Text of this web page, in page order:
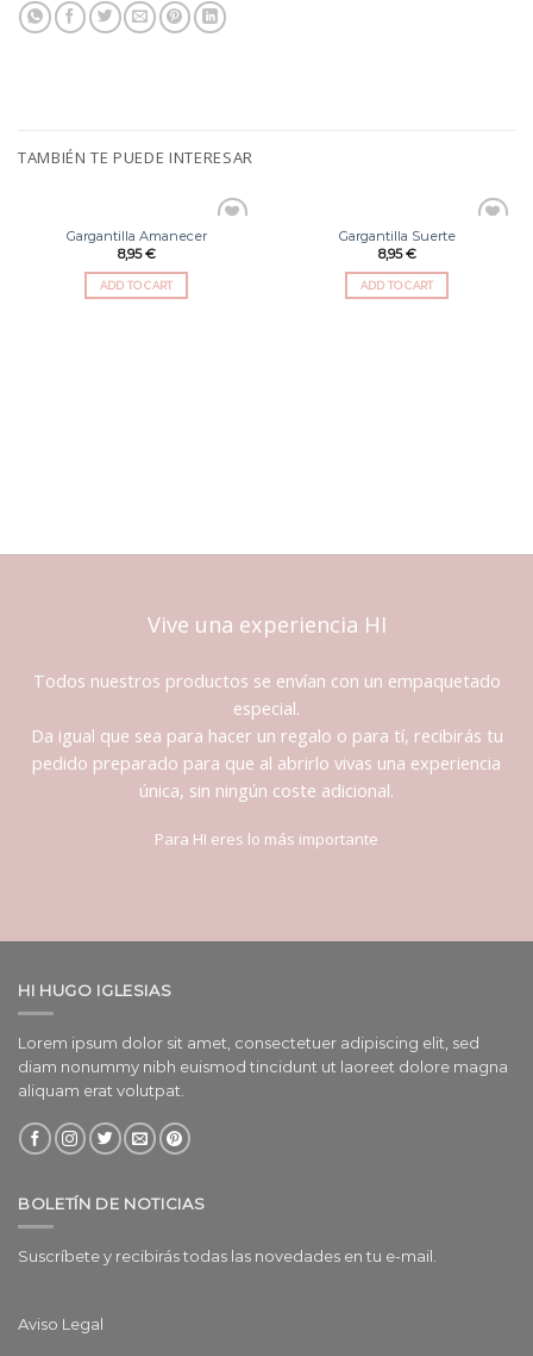
TAMBIÉN TE PUEDE INTERESAR
Gargantilla Amanecer
8,95€
ADD TO CART
Gargantilla Suerte
8,95€
ADD TO CART
Vive una experiencia HI
Todos nuestros productos se envían con un empaquetado
especial.
Da igual que sea para hacer un regalo o para tí, recibirás tu
pedido preparado para que al abrirlo vivas una experiencia
única, sin ningún coste adicional.
Para HI eres lo más importante
HI HUGO IGLESIAS
Lorem ipsum dolor sit amet, consectetuer adipiscing elit, sed
diam nonummy nibh euismod tincidunt ut laoreet dolore magna
aliquam erat volutpat.
BOLETÍN DE NOTICIAS
Suscríbete y recibirás todas las novedades en tu e-mail.
Aviso Legal